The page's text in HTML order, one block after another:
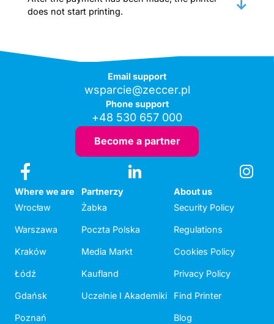
does not start printing.
Email support
wsparcie@zeccer.pl
Phone support
+48 530 657 000
Become a partner
Where we are
Wrocław
Warszawa
Kraków
Łódź
Gdańsk
Poznań
Partnerzy
Żabka
Poczta Polska
Media Markt
Kaufland
Uczelnie I Akademiki
About us
Security Policy
Regulations
Cookies Policy
Privacy Policy
Find Printer
Blog